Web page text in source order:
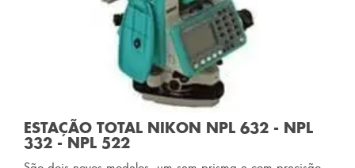
ESTAÇÃO TOTAL NIKON NPL 632 - NPL
332 - NPL 522